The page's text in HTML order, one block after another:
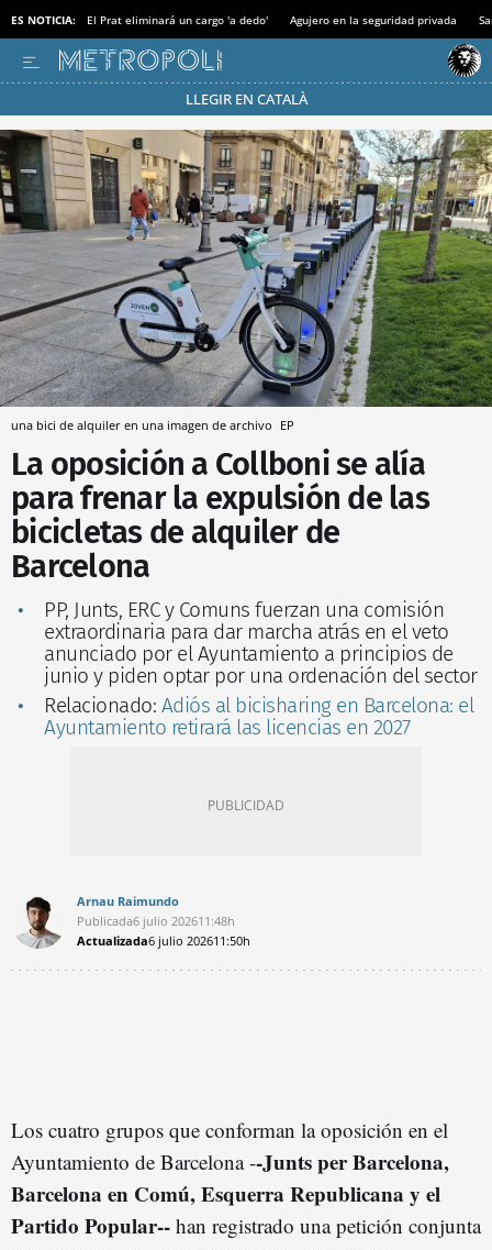
ES NOTICIA: El Prat eliminará un cargo 'a dedo' Agujero en la seguridad privada
LLEGIR EN CATALÀ
Pásate al MODO AHORRO
una bici de alquiler en una imagen de archivo EP
La oposición a Collboni se alía
para frenar la expulsión de las
bicicletas de alquiler de
Barcelona
PP, Junts, ERC y Comuns fuerzan una comisión
extraordinaria para dar marcha atrás en el veto
anunciado por el Ayuntamiento a principios de
junio y piden optar por una ordenación del sector
Relacionado: Adiós al bicisharing en Barcelona: el
Ayuntamiento retirará las licencias en 2027
Arnau Raimundo
Publicada6 julio 202611:48h
Actualizada6 julio 202611:50h
Los cuatro grupos que conforman la oposición en el
Ayuntamiento de Barcelona --Junts per Barcelona,
Barcelona en Comú, Esquerra Republicana y el
Partido Popular-- han registrado una petición conjunta